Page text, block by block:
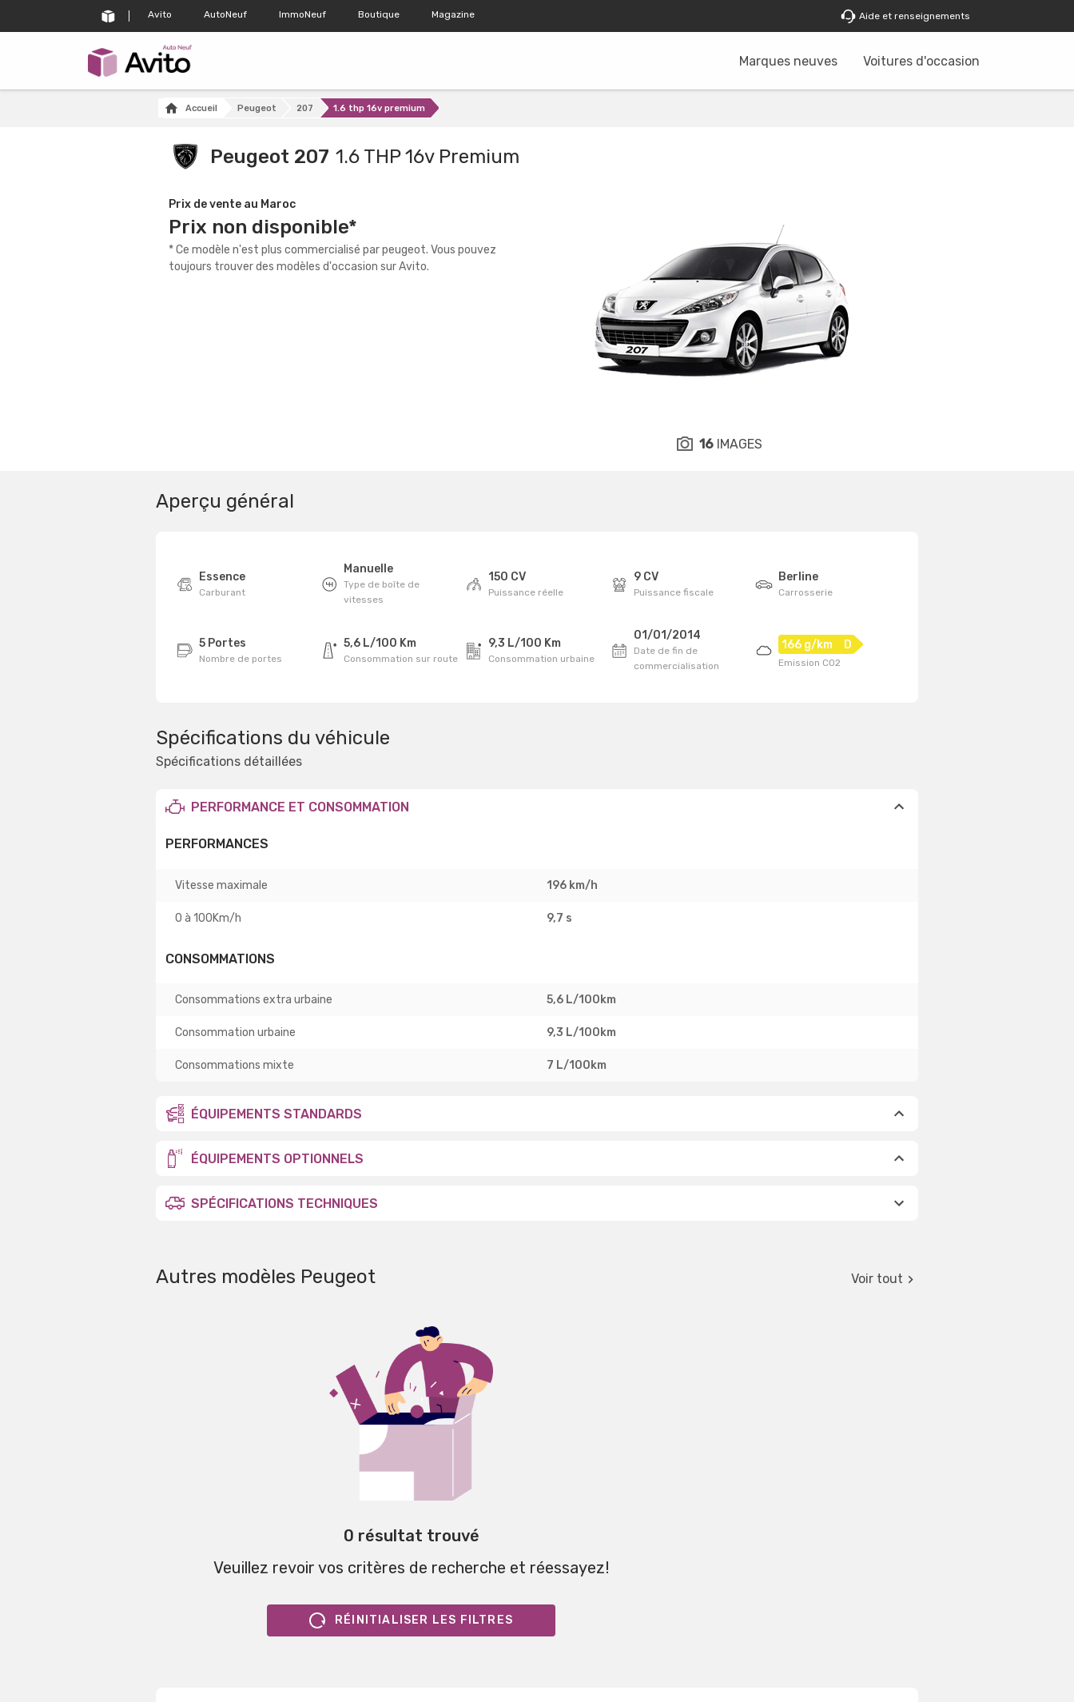
Avito AutoNeuf ImmoNeuf Boutique Magazine Aide et renseignements
Marques neuves Voitures d'occasion
Accueil Peugeot 207 1.6 thp 16v premium
Peugeot 207 1.6 THP 16v Premium
Prix de vente au Maroc
Prix non disponible*
* Ce modèle n'est plus commercialisé par peugeot. Vous pouvez
toujours trouver des modèles d'occasion sur Avito.
16 IMAGES
Aperçu général
Essence
Carburant
Manuelle
Type de boîte de
vitesses
150 CV
Puissance réelle
9 CV
Puissance fiscale
Berline
Carrosserie
5 Portes
Nombre de portes
5,6 L/100 Km
Consommation sur route
9,3 L/100 Km
Consommation urbaine
01/01/2014
Date de fin de
commercialisation
166 g/km D
Emission CO2
Spécifications du véhicule
Spécifications détaillées
PERFORMANCE ET CONSOMMATION
PERFORMANCES
Vitesse maximale 196 km/h
0 à 100Km/h 9,7 s
CONSOMMATIONS
Consommations extra urbaine 5,6 L/100km
Consommation urbaine 9,3 L/100km
Consommations mixte 7 L/100km
ÉQUIPEMENTS STANDARDS
ÉQUIPEMENTS OPTIONNELS
SPÉCIFICATIONS TECHNIQUES
Autres modèles Peugeot Voir tout
0 résultat trouvé
Veuillez revoir vos critères de recherche et réessayez!
RÉINITIALISER LES FILTRES